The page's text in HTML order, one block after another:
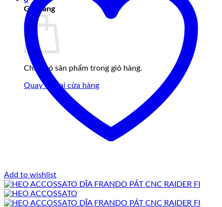
Giỏ hàng
Chưa có sản phẩm trong giỏ hàng.
Quay trở lại cửa hàng
Add to wishlist